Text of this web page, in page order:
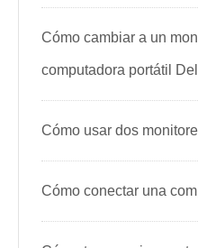
Cómo cambiar a un
computadora portátil Dell
Cómo usar dos
Cómo conectar una